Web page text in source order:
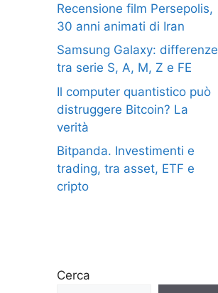
Recensione film Persepolis,
30 anni animati di Iran
Samsung Galaxy: differenze
tra serie S, A, M, Z e FE
Il computer quantistico può
distruggere Bitcoin? La
verità
Bitpanda. Investimenti e
trading, tra asset, ETF e
cripto
Cerca